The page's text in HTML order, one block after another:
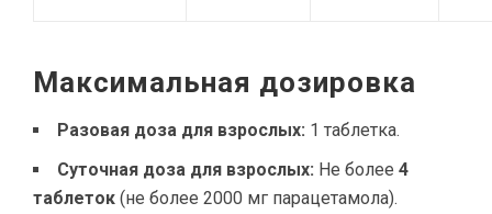
Максимальная дозировка
Разовая доза для взрослых: 1 таблетка.
Суточная доза для взрослых: Не более 4
таблеток (не более 2000 мг парацетамола).